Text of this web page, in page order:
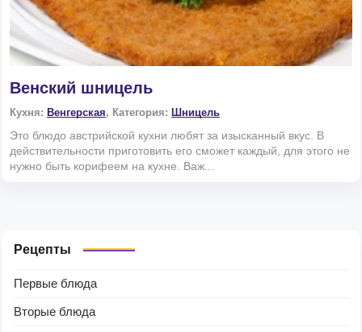
Венский шницель
Кухня: Венгерская, Категория: Шницель
Это блюдо австрийской кухни любят за изысканный вкус. В
действительности приготовить его сможет каждый, для этого не
нужно быть корифеем на кухне. Важ...
Рецепты
Первые блюда
Вторые блюда